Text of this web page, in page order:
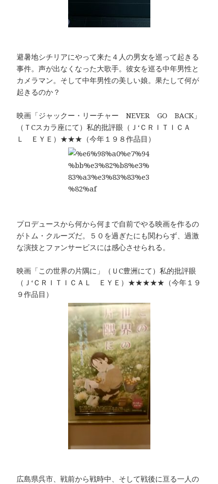
避暑地シチリアにやって来た４人の男女を巡って起きる
事件。声が出なくなった大歌手。彼女を巡る中年男性と
カメラマン。そして中年男性の美しい娘。果たして何が
起きるのか？
映画「ジャックー・リーチャー NEVER GO BACK」
（ＴCスカラ座にて）私的批評眼（Ｊ‘ＣＲＩＴＩＣＡ
Ｌ ＥＹＥ）★★★（今年１９８作品目）
プロデュースから何から何まで自前でやる映画を作るの
がトム・クルーズだ。５０を過ぎたにも関わらず、過激
な演技とファンサービスには感心させられる。
映画「この世界の片隅に」（ＵC豊洲にて）私的批評眼
（Ｊ‘ＣＲＩＴＩＣＡＬ ＥＹＥ）★★★★★（今年１９
９作品目）
広島県呉市、戦前から戦時中、そして戦後に亘る一人の